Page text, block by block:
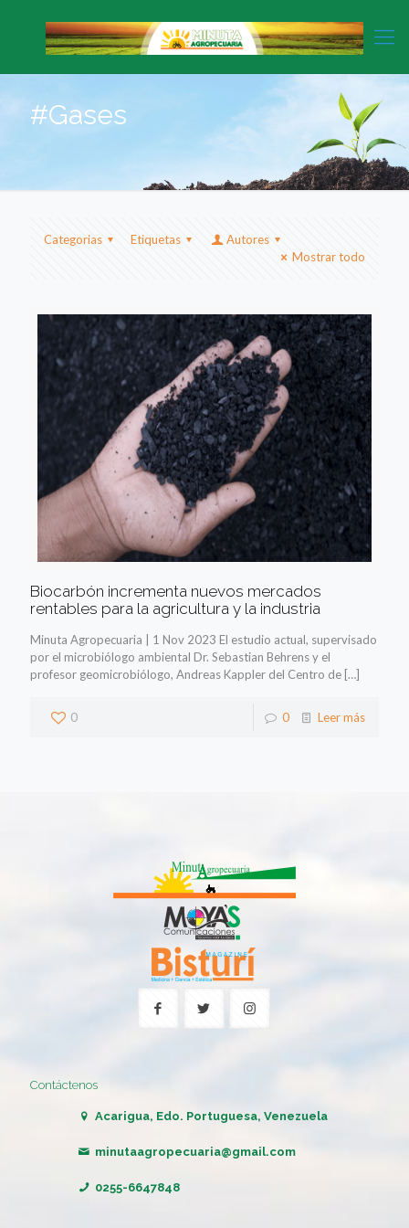
#Gases
Categorias Etiquetas
Autores
Mostrar todo
Biocarbón incrementa nuevos mercados
rentables para la agricultura y la industria
Minuta Agropecuaria | 1 Nov 2023 El estudio actual, supervisado
por el microbiólogo ambiental Dr. Sebastian Behrens y el
profesor geomicrobiólogo, Andreas Kappler del Centro de […]
0 0 Leer más
Contáctenos
Acarigua, Edo. Portuguesa, Venezuela
minutaagropecuaria@gmail.com
0255-6647848